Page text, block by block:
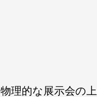
物理的な展示会の